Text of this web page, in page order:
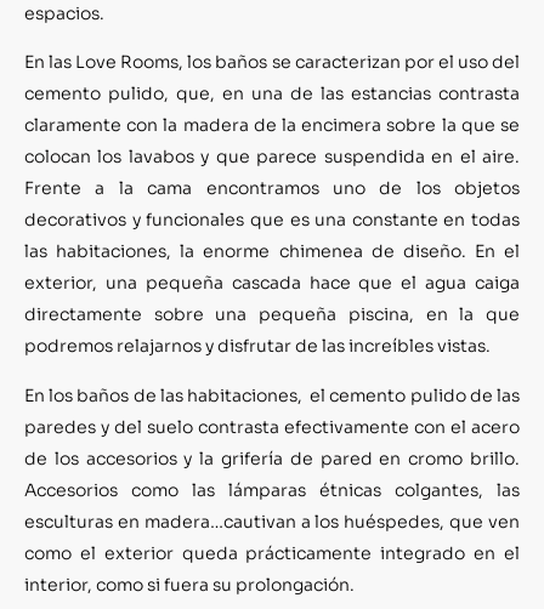
espacios.
En las Love Rooms, los baños se caracterizan por el uso del
cemento pulido, que, en una de las estancias contrasta
claramente con la madera de la encimera sobre la que se
colocan los lavabos y que parece suspendida en el aire.
Frente a la cama encontramos uno de los objetos
decorativos y funcionales que es una constante en todas
las habitaciones, la enorme chimenea de diseño. En el
exterior, una pequeña cascada hace que el agua caiga
directamente sobre una pequeña piscina, en la que
podremos relajarnos y disfrutar de las increíbles vistas.
En los baños de las habitaciones, el cemento pulido de las
paredes y del suelo contrasta efectivamente con el acero
de los accesorios y la grifería de pared en cromo brillo.
Accesorios como las lámparas étnicas colgantes, las
esculturas en madera…cautivan a los huéspedes, que ven
como el exterior queda prácticamente integrado en el
interior, como si fuera su prolongación.